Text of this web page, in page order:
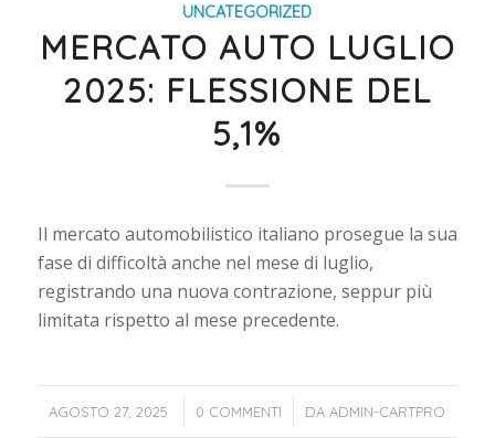
UNCATEGORIZED
MERCATO AUTO LUGLIO
2025: FLESSIONE DEL
5,1%
Il mercato automobilistico italiano prosegue la sua
fase di difficoltà anche nel mese di luglio,
registrando una nuova contrazione, seppur più
limitata rispetto al mese precedente.
AGOSTO 27, 2025
/ 0 COMMENTI
/ DA ADMIN-CARTPRO